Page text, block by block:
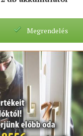
Megrendelés